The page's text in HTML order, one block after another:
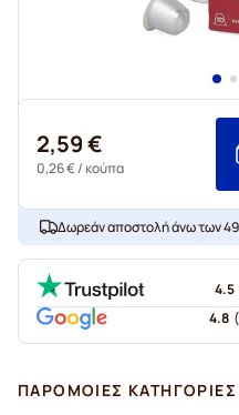
2,59 €
0,26 €/ κούπα
Δωρεάν αποστολή άνω των
4.5
4.8 (
ΠΑΡΌΜΟΙΕΣ ΚΑΤΗΓΟΡΊΕΣ